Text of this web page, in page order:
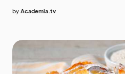
by Academia.tv